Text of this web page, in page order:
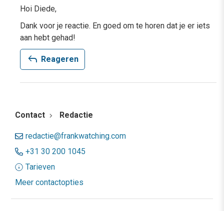
Hoi Diede,
Dank voor je reactie. En goed om te horen dat je er iets
aan hebt gehad!
reply Reageren
Contact Redactie
redactie@frankwatching.com
+31 30 200 1045
Tarieven
Meer contactopties